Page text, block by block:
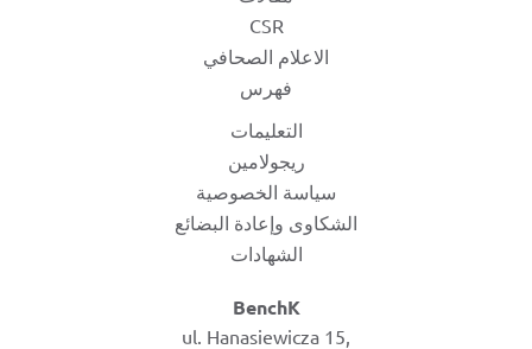
CSR
الاعلام الصحافي
فهرس
التعليمات
ريجولامين
سياسة الخصوصية
الشكاوى وإعادة البضائع
الشهادات
BenchK
ul. Hanasiewicza 15,